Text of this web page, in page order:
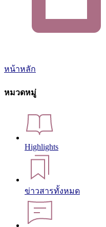
หน้าหลัก
หมวดหมู่
Highlights
ข่าวสารทั้งหมด